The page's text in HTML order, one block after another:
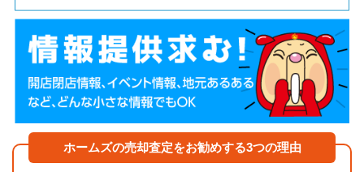
ホームズの売却査定をお勧めする3つの理由